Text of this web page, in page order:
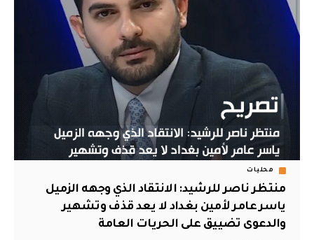
محليات
منتظر ناصر للرشيد: الانتقاد الذي وجهه الزميل
ياسر عامر لأمين بغداد لا يعد قذف وتشهير
والدعوى تضييق على الحريات العامة